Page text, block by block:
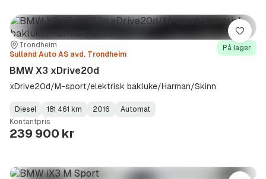
Sted:Trondheim
Forhandler:
Sulland Auto AS avd. Trondheim
På lager
BMW X3 xDrive20d
xDrive20d/M-sport/elektrisk bakluke/Harman/Skinn
Fuel
Type:
Diesel
Kilometerstand:
181 461 km
Model
Year:
2016
Gearbox
Type:
Automat
Kontantpris
239 900 kr
Lagre